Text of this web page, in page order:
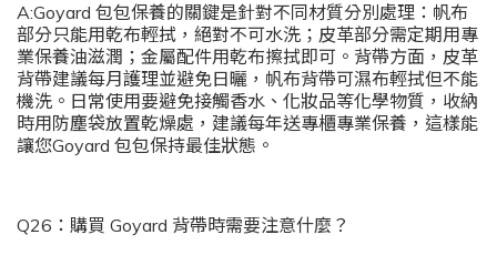
A:Goyard 包包保養的關鍵是針對不同材質分別處理：帆布
部分只能用乾布輕拭，絕對不可水洗；皮革部分需定期用專
業保養油滋潤；金屬配件用乾布擦拭即可。背帶方面，皮革
背帶建議每月護理並避免日曬，帆布背帶可濕布輕拭但不能
機洗。日常使用要避免接觸香水、化妝品等化學物質，收納
時用防塵袋放置乾燥處，建議每年送專櫃專業保養，這樣能
讓您Goyard 包包保持最佳狀態。
Q26：購買 Goyard 背帶時需要注意什麼？